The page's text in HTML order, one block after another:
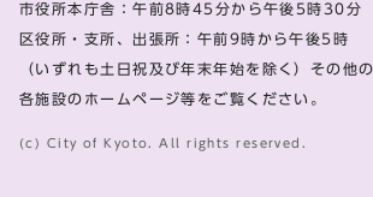
市役所本庁舎：午前8時45分から午後5時30分
区役所・支所、出張所：午前9時から午後5時
（いずれも土日祝及び年末年始を除く）その他
各施設のホームページ等をご覧ください。
(c) City of Kyoto. All rights reserved.